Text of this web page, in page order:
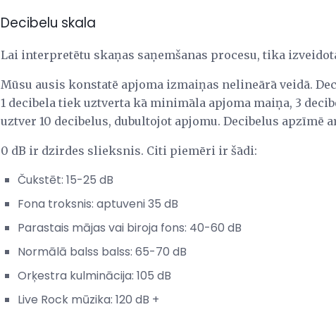
Decibelu skala
Lai interpretētu skaņas saņemšanas procesu, tika
Mūsu ausis konstatē apjoma izmaiņas nelineārā veidā.
1 decibela tiek uztverta kā minimāla apjoma maiņa, 3
uztver 10 decibelus, dubultojot apjomu. Decibelus apzīmē
0 dB ir dzirdes slieksnis. Citi piemēri ir šādi:
Čukstēt: 15-25 dB
Fona troksnis: aptuveni 35 dB
Parastais mājas vai biroja fons: 40-60 dB
Normālā balss balss: 65-70 dB
Orķestra kulminācija: 105 dB
Live Rock mūzika: 120 dB +